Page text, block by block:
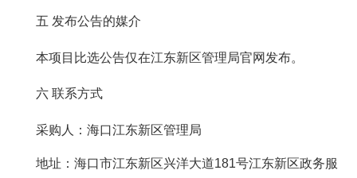
五 发布公告的媒介
本项目比选公告仅在江东新区管理局官网发布。
六 联系方式
采购人：海口江东新区管理局
地址：海口市江东新区兴洋大道181号江东新区政务服